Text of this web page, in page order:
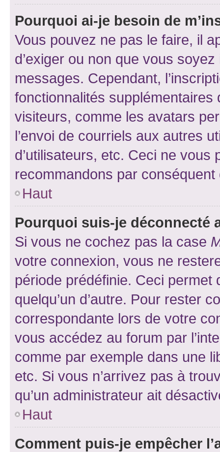
Pourquoi ai-je besoin de
Vous pouvez ne pas le faire, il
d’exiger ou non que vous
messages. Cependant,
fonctionnalités
visiteurs, comme les avatars
l’envoi de courriels aux autres
d’utilisateurs, etc. Ceci ne vous
recommandons par conséquent
Haut
Pourquoi suis-je déconnecté
Si vous ne cochez pas la case
votre connexion, vous ne
période prédéfinie. Ceci permet
quelqu’un d’autre. Pour rester
correspondante lors de votre
vous accédez au forum par
comme par exemple dans une
etc. Si vous n’arrivez pas à
qu’un administrateur ait
Haut
Comment puis-je empêcher